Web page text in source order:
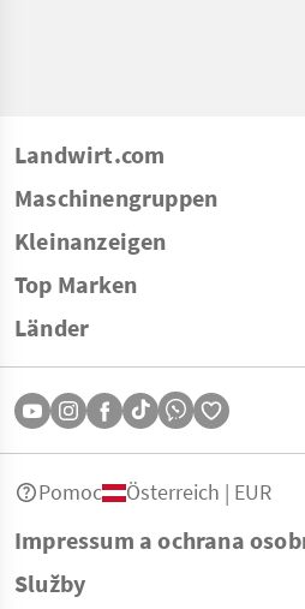
Landwirt.com
Maschinengruppen
Kleinanzeigen
Top Marken
Länder
Impressum a ochrana
Služby
Pomoc Österreich | EUR